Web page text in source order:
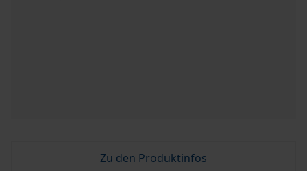
Zu den Produktinfos